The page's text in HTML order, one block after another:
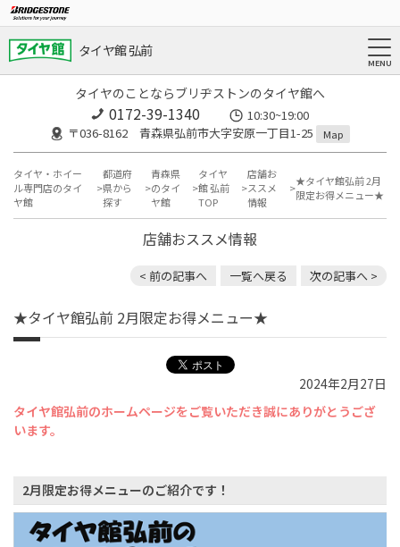
タイヤ館 弘前
タイヤのことならブリヂストンのタイヤ館へ
0172-39-1340
10:30~19:00
〒036-8162 青森県弘前市大字安原一丁目1-25
Map
タイヤ・ホイー
ル専門店のタイ
ヤ館
都道府
県から
探す
青森県
のタイ
ヤ館
タイヤ
館 弘前
TOP
店舗お
ススメ
情報
★タイヤ館弘前 2月
限定お得メニュー★
店舗おススメ情報
< 前の記事へ 一覧へ戻る 次の記事へ >
★タイヤ館弘前 2月限定お得メニュー★
2024年2月27日
タイヤ館弘前のホームページをご覧いただき誠にありがとうござ
います。
2月限定お得メニューのご紹介です！